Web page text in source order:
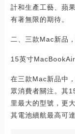
計和生產工藝、蘋
有著無限的期待。
二、三款Mac新品
15英寸
在三款Mac新品中
眾消費者關注。其
里最大的型號，更
其電池續航最高可